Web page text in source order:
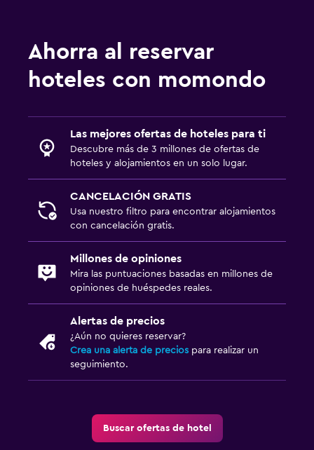
Ahorra al reservar
hoteles con momondo
Las mejores ofertas de hoteles para ti
Descubre más de 3 millones de ofertas de
hoteles y alojamientos en un solo lugar.
CANCELACIÓN GRATIS
Usa nuestro filtro para encontrar alojamientos
con cancelación gratis.
Millones de opiniones
Mira las puntuaciones basadas en millones de
opiniones de huéspedes reales.
Alertas de precios
¿Aún no quieres reservar?
Crea una alerta de precios para realizar un
seguimiento.
Buscar ofertas de hotel